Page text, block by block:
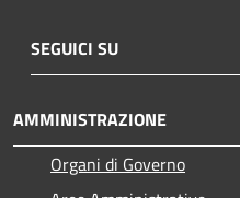
SEGUICI SU
AMMINISTRAZIONE
Organi di Governo